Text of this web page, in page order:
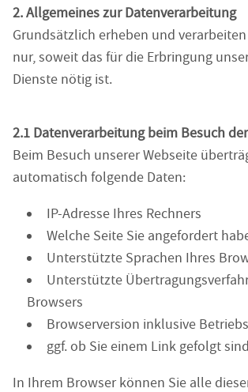
2. Allgemeines zur Datenverarbeitung
Grundsätzlich erheben und
nur, soweit das für die Erbringung
Dienste nötig ist.
2.1 Datenverarbeitung beim Besuch
Beim Besuch unserer Webseite
automatisch folgende Daten:
IP-Adresse Ihres Rechners
Welche Seite Sie angefordert
Unterstützte Sprachen Ihres
Unterstützte
Browsers
Browserversion inklusive
ggf. ob Sie einem Link gefolgt
In Ihrem Browser können Sie alle